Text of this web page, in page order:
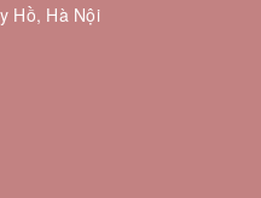
Hồ, Hà Nội